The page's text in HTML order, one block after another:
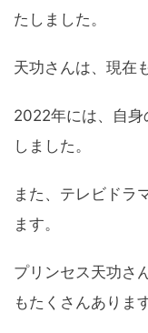
たしました。
天功さんは、現在
2022年には、自身
しました。
また、テレビドラ
ます。
プリンセス天功さ
もたくさんありま